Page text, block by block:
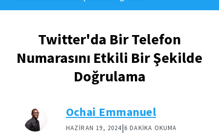
Twitter'da Bir Telefon
Numarasını Etkili Bir Şekilde
Doğrulama
Ochai Emmanuel
HAZIRAN 19, 2024|6 DAKIKA OKUMA